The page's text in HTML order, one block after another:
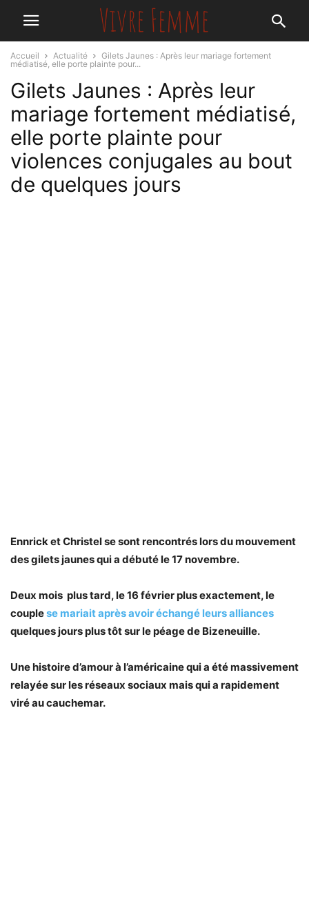
Accueil Actualité
Gilets Jaunes : Après leur mariage fortement
médiatisé, elle porte plainte pour...
Gilets Jaunes : Après leur
mariage fortement médiatisé,
elle porte plainte pour
violences conjugales au bout
de quelques jours
Ennrick et Christel se sont rencontrés lors du mouvement
des gilets jaunes qui a débuté le 17 novembre.
Deux mois plus tard, le 16 février plus exactement, le
couplese mariait après avoir échangé leurs alliances
quelques jours plus tôt sur le péage de Bizeneuille.
Une histoire d’amour à l’américaine qui a été massivement
relayée sur les réseaux sociaux mais qui a rapidement
viré au cauchemar.